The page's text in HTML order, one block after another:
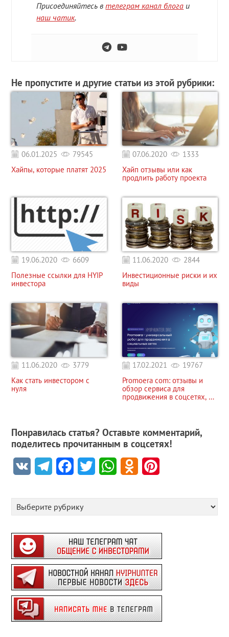
Присоединяйтесь втелеграм канал блога и
наш чатик.
Не пропустите и другие статьи из этой рубрики:
06.01.2025
79545
Хайпы, которые платят 2025
07.06.2020
1333
Хайп отзывы или как
продлить работу проекта
19.06.2020
6609
Полезные ссылки для HYIP
инвестора
11.06.2020
2844
Инвестиционные риски и их
виды
11.06.2020
3779
Как стать инвестором с
нуля
17.02.2021
19767
Promoera com: отзывы и
обзор сервиса для
продвижения в соцсетях, а
Понравилась статья? Оставьте комментарий,
поделитесь прочитанным в соцсетях!
VK TelegramFacebookTwitter WhatsAppOdnoklassniki